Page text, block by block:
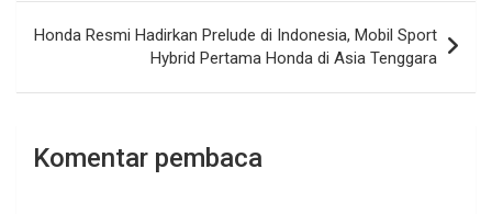
Honda Resmi Hadirkan Prelude di Indonesia, Mobil Sport
Hybrid Pertama Honda di Asia Tenggara
Komentar pembaca